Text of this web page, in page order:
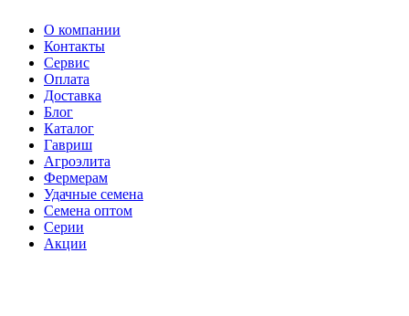
О компании
Контакты
Сервис
Оплата
Доставка
Блог
Каталог
Гавриш
Агроэлита
Фермерам
Удачные семена
Семена оптом
Серии
Акции